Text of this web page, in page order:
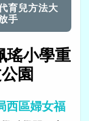
育兒方法大
手
瑤小學重
園
西區婦女福